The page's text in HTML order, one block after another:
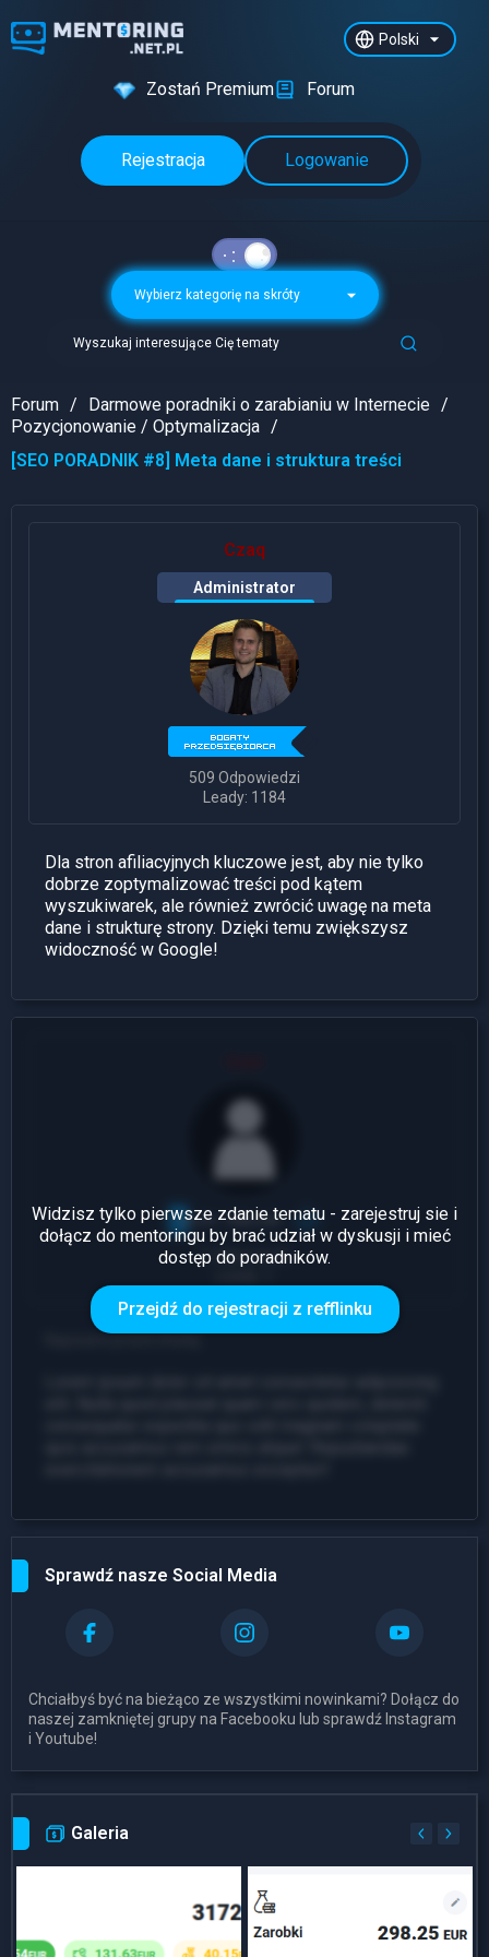
Polski
Zostań Premium Forum
Rejestracja Logowanie
Wybierz kategorię na skróty
Wyszukaj interesujące Cię tematy
Forum
Darmowe poradniki o zarabianiu w Internecie
Pozycjonowanie / Optymalizacja
[SEO PORADNIK #8] Meta dane i struktura treści
Czaq
Administrator
509 Odpowiedzi
Leady: 1184
Dla stron afiliacyjnych kluczowe jest, aby nie tylko
dobrze zoptymalizować treści pod kątem
wyszukiwarek, ale również zwrócić uwagę na meta
dane i strukturę strony. Dzięki temu zwiększysz
widoczność w Google!
1 Odpowiedź
Widzisz tylko pierwsze zdanie tematu - zarejestruj sie i
dołącz do mentoringu by brać udział w dyskusji i mieć
dostęp do poradników.
Przejdź do rejestracji z refflinku
Sprawdź nasze Social Media
Chciałbyś być na bieżąco ze wszystkimi nowinkami? Dołącz do
naszej zamkniętej grupy na Facebooku lub sprawdź Instagram
i Youtube!
Galeria